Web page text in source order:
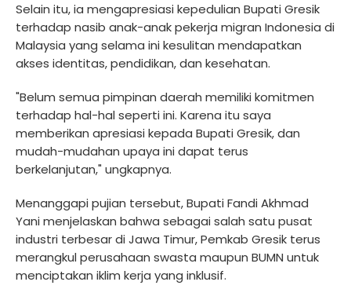
Selain itu, ia mengapresiasi kepedulian Bupati Gresik
terhadap nasib anak-anak pekerja migran Indonesia di
Malaysia yang selama ini kesulitan mendapatkan
akses identitas, pendidikan, dan kesehatan.
"Belum semua pimpinan daerah memiliki komitmen
terhadap hal-hal seperti ini. Karena itu saya
memberikan apresiasi kepada Bupati Gresik, dan
mudah-mudahan upaya ini dapat terus
berkelanjutan," ungkapnya.
Menanggapi pujian tersebut, Bupati Fandi Akhmad
Yani menjelaskan bahwa sebagai salah satu pusat
industri terbesar di Jawa Timur, Pemkab Gresik terus
merangkul perusahaan swasta maupun BUMN untuk
menciptakan iklim kerja yang inklusif.